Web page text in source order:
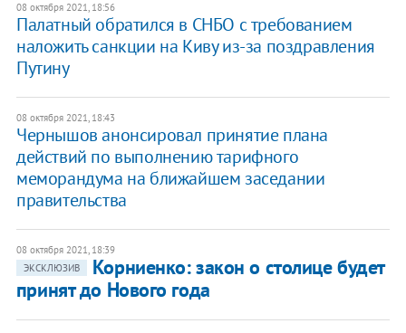
08 октября 2021, 18:56
Палатный обратился в СНБО с требованием
наложить санкции на Киву из-за поздравления
Путину
08 октября 2021, 18:43
Чернышов анонсировал принятие плана
действий по выполнению тарифного
меморандума на ближайшем заседании
правительства
08 октября 2021, 18:39
ЭКСКЛЮЗИВ
Корниенко: закон о столице будет
принят до Нового года